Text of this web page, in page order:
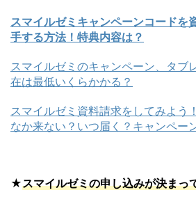
スマイルゼミキャンペーンコードを
手する方法！特典内容は？
スマイルゼミのキャンペーン、タブ
在は最低いくらかかる？
スマイルゼミ資料請求をしてみよう
なか来ない？いつ届く？キャンペー
★スマイルゼミの申し込みが決まっ